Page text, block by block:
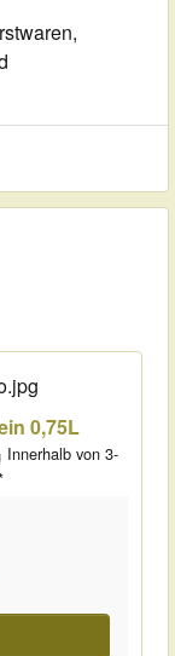
0,75L
Innerhalb von 3-